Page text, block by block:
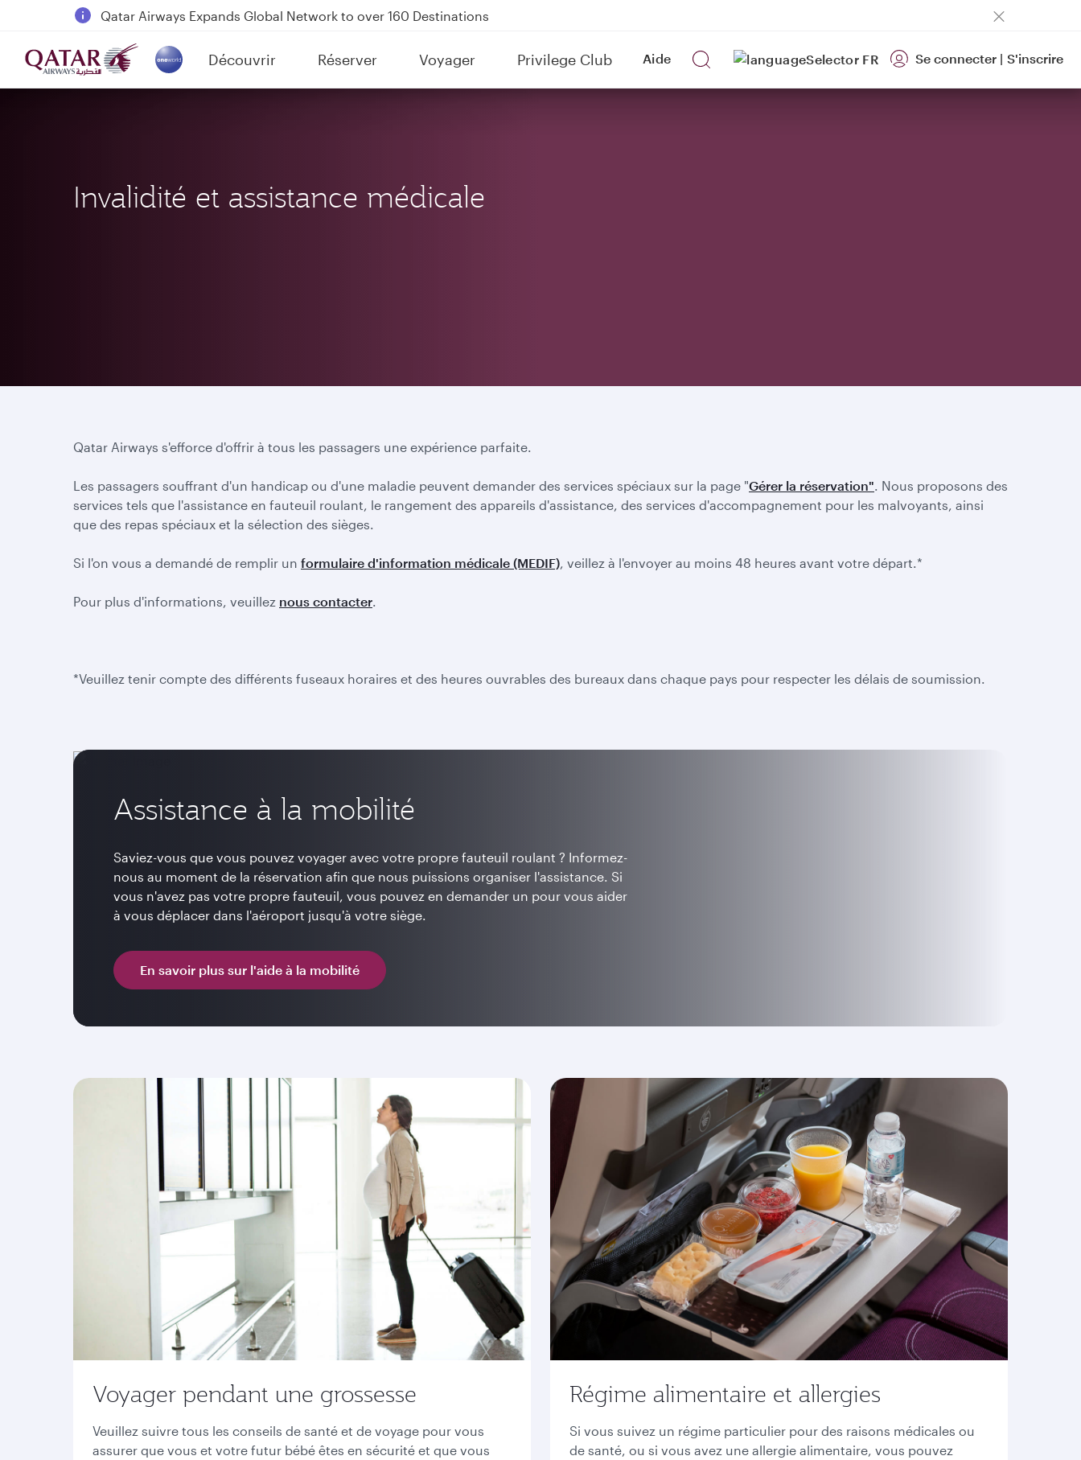
18 June 2026: Updates on Travelling with Power Banks
6 August 2026: Qatar Airways flight resumption to Bahrain (BAH), Erbil (EBL), and Kuwait (KWI)
Qatar Airways Expands Global Network to over 160 Destinations
Découvrir
(active) Réserver Voyager Privilege Club Aide FR Se connecter | S'inscrire
Invalidité et assistance médicale
Qatar Airways s'efforce d'offrir à tous les passagers une expérience parfaite.
Les passagers souffrant d'un handicap ou d'une maladie peuvent demander des services spéciaux sur la page "Gérer la réservation". Nous proposons des
services tels que l'assistance en fauteuil roulant, le rangement des appareils d'assistance, des services d'accompagnement pour les malvoyants, ainsi
que des repas spéciaux et la sélection des sièges.
Si l'on vous a demandé de remplir un formulaire d'information médicale (MEDIF), veillez à l'envoyer au moins 48 heures avant votre départ.*
Pour plus d'informations, veuillez nous contacter.
*Veuillez tenir compte des différents fuseaux horaires et des heures ouvrables des bureaux dans chaque pays pour respecter les délais de soumission.
Assistance à la mobilité
Saviez-vous que vous pouvez voyager avec votre propre fauteuil roulant ? Informez-
nous au moment de la réservation afin que nous puissions organiser l'assistance. Si
vous n'avez pas votre propre fauteuil, vous pouvez en demander un pour vous aider
à vous déplacer dans l'aéroport jusqu'à votre siège.
En savoir plus sur l'aide à la mobilité
Voyager pendant une grossesse
Veuillez suivre tous les conseils de santé et de voyage pour vous
assurer que vous et votre futur bébé êtes en sécurité et que vous
Régime alimentaire et allergies
Si vous suivez un régime particulier pour des raisons médicales ou
de santé, ou si vous avez une allergie alimentaire, vous pouvez